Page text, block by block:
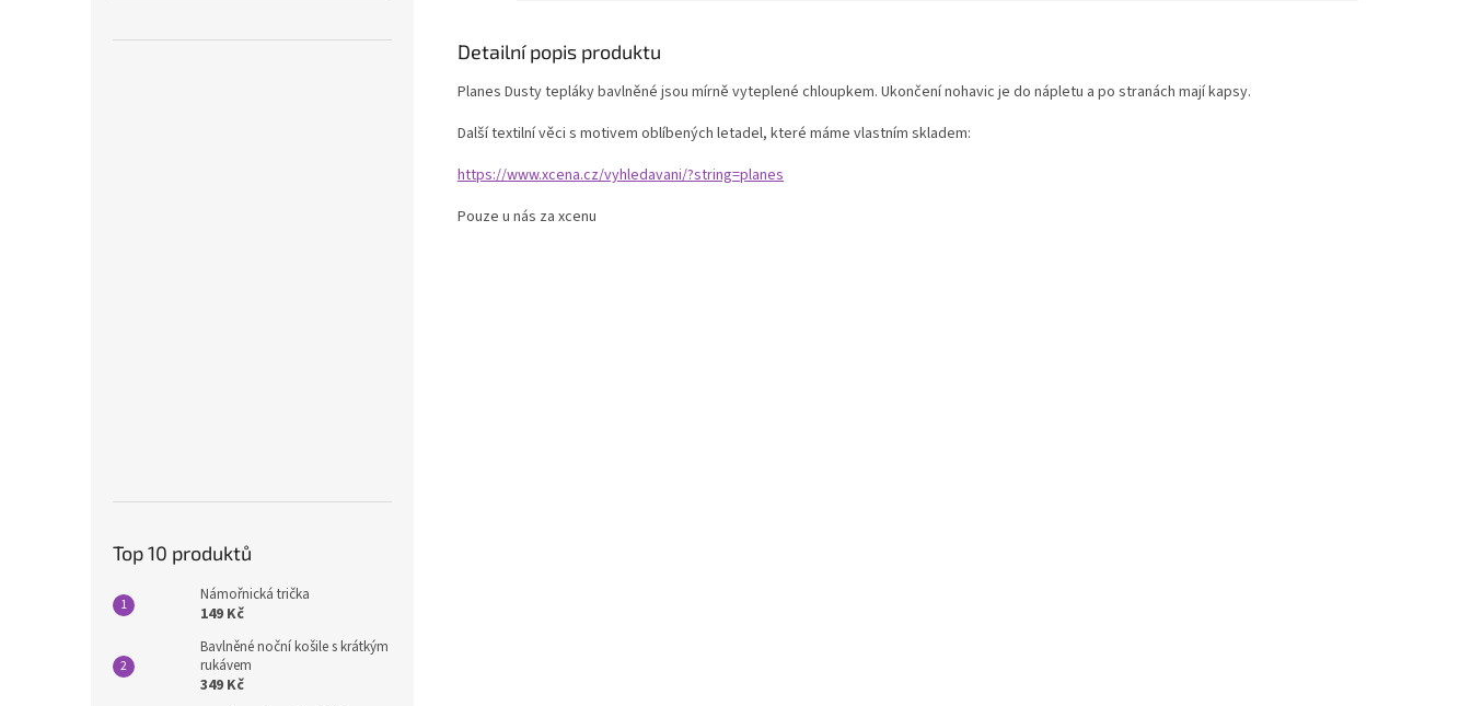
Top 10 produktů
Námořnická trička
149 Kč
Bavlněné noční košile s krátkým
rukávem
349 Kč
Detailní popis produktu
Planes Dusty tepláky bavlněné jsou mírně vyteplené chloupkem. Ukončení nohavic je do nápletu a po stranách mají kapsy.
Další textilní věci s motivem oblíbených letadel, které máme vlastním skladem:
https://www.xcena.cz/vyhledavani/?string=planes
Pouze u nás za xcenu